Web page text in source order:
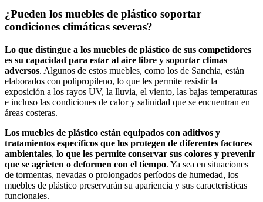
¿Pueden los muebles de plástico soportar
condiciones climáticas severas?
Lo que distingue a los muebles de plástico de sus competidores
es su capacidad para estar al aire libre y soportar climas
adversos. Algunos de estos muebles, como los de Sanchia, están
elaborados con polipropileno, lo que les permite resistir la
exposición a los rayos UV, la lluvia, el viento, las bajas temperaturas
e incluso las condiciones de calor y salinidad que se encuentran en
áreas costeras.
Los muebles de plástico están equipados con aditivos y
tratamientos específicos que los protegen de diferentes factores
ambientales, lo que les permite conservar sus colores y prevenir
que se agrieten o deformen con el tiempo. Ya sea en situaciones
de tormentas, nevadas o prolongados períodos de humedad, los
muebles de plástico preservarán su apariencia y sus características
funcionales.